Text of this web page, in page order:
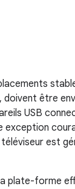
être
USB
est
plate-forme